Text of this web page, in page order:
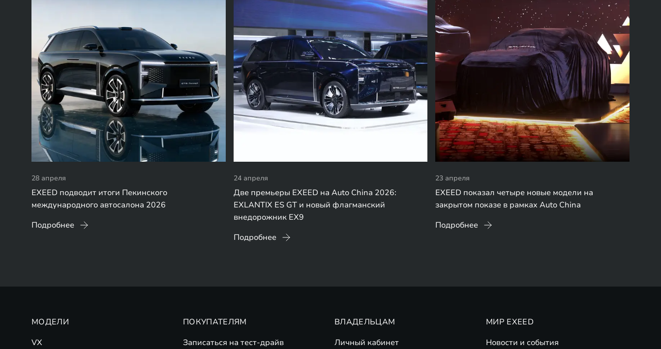
28 апреля
EXEED подводит итоги Пекинского
международного автосалона 2026
Подробнее
24 апреля
Две премьеры EXEED на Auto China 2026:
EXLANTIX ES GT и новый флагманский
внедорожник EX9
Подробнее
23 апреля
EXEED показал четыре новые модели на
закрытом показе в рамках Auto China
Подробнее
МОДЕЛИ
VX
ПОКУПАТЕЛЯМ
Записаться на тест-драйв
ВЛАДЕЛЬЦАМ
Личный кабинет
МИР EXEED
Новости и события